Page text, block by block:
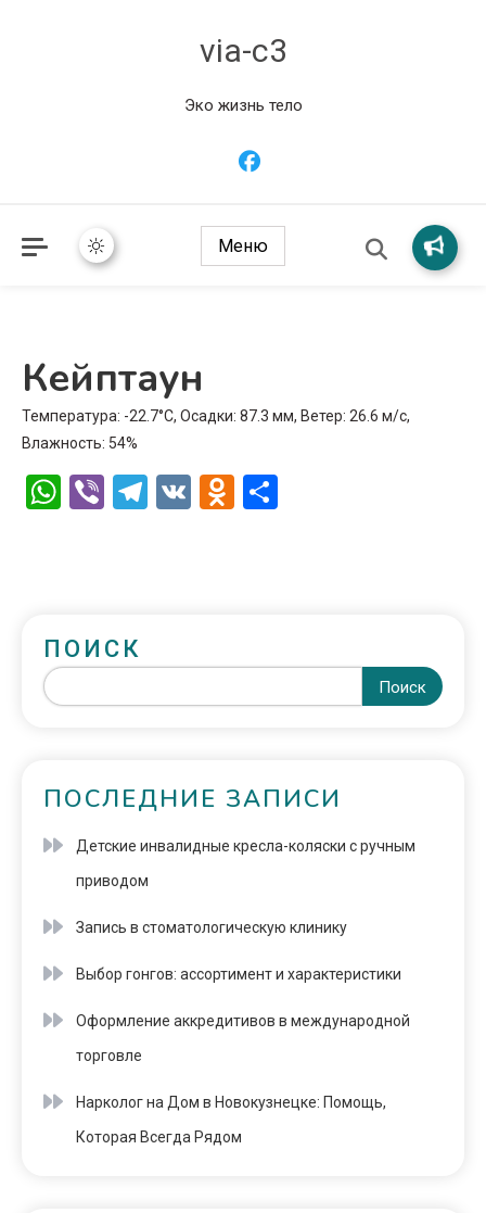
via-c3
Эко жизнь тело
Меню
Кейптаун
Температура: -22.7°C, Осадки: 87.3 мм, Ветер: 26.6 м/с,
Влажность: 54%
WhatsApp
ViberTelegram
VK Odnoklassniki
ПОИСК
Поиск
ПОСЛЕДНИЕ ЗАПИСИ
Детские инвалидные кресла-коляски с ручным
приводом
Запись в стоматологическую клинику
Выбор гонгов: ассортимент и характеристики
Оформление аккредитивов в международной
торговле
Нарколог на Дом в Новокузнецке: Помощь,
Которая Всегда Рядом